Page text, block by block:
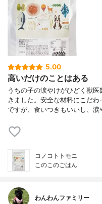
5.00
高いだけのことはある
うちの子の涙やけがひどく獣
きました。安全な材料にこだ
ですが、食いつきもいいし、
コノコトトモニ
このこのごはん
わんわんファミリー